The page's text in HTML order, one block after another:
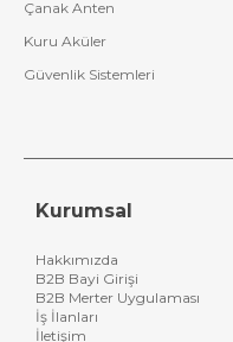
Çanak Anten
Kuru Aküler
Güvenlik Sistemleri
Kurumsal
Hakkımızda
B2B Bayi Girişi
B2B Merter Uygulaması
İş İlanları
İletişim